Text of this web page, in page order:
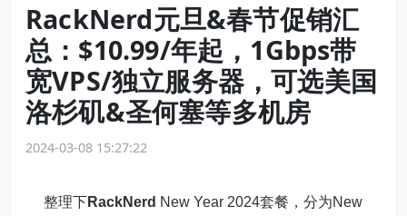
RackNerd元旦&春节促销汇
总：$10.99/年起，1Gbps带
宽VPS/独立服务器，可选美国
洛杉矶&圣何塞等多机房
2024-03-08 15:27:22
整理下RackNerd New Year 2024套餐，分为New